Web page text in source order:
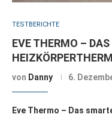
TESTBERICHTE
EVE THERMO –
von Danny 6.
Eve Thermo – Das